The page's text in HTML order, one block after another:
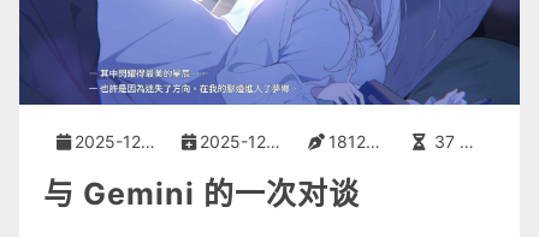
2025-12-20 2025-12-20 18127 字 37 分钟
与 Gemini 的一次对谈